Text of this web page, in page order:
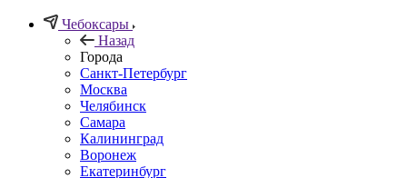
Чебоксары
Назад
Города
Санкт-Петербург
Москва
Челябинск
Самара
Калининград
Воронеж
Екатеринбург